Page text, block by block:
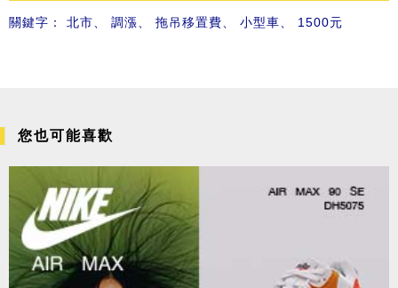
關鍵字： 北市 調漲 拖吊移置費 小型車 1500元
您也可能喜歡